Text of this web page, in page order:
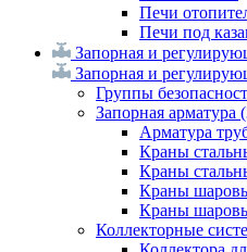
Печи
Печи под
Запорная и
Запорная и
Группы
Запорная арматура
Арматура
Краны
Краны
Краны
Краны
Коллекторные